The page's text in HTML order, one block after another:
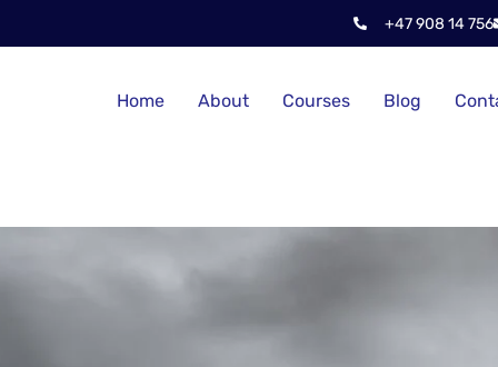
+47 908 14 756
Home About Courses Blog